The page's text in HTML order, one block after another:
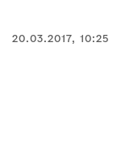
20.03.2017, 10:25